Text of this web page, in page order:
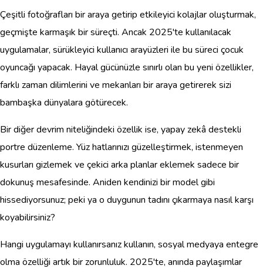
Çeşitli fotoğrafları bir araya getirip etkileyici kolajlar oluşturmak,
geçmişte karmaşık bir süreçti. Ancak 2025'te kullanılacak
uygulamalar, sürükleyici kullanıcı arayüzleri ile bu süreci çocuk
oyuncağı yapacak. Hayal gücünüzle sınırlı olan bu yeni özellikler,
farklı zaman dilimlerini ve mekanları bir araya getirerek sizi
bambaşka dünyalara götürecek.
Bir diğer devrim niteliğindeki özellik ise, yapay zekâ destekli
portre düzenleme. Yüz hatlarınızı güzelleştirmek, istenmeyen
kusurları gizlemek ve çekici arka planlar eklemek sadece bir
dokunuş mesafesinde. Aniden kendinizi bir model gibi
hissediyorsunuz; peki ya o duygunun tadını çıkarmaya nasıl karşı
koyabilirsiniz?
Hangi uygulamayı kullanırsanız kullanın, sosyal medyaya entegre
olma özelliği artık bir zorunluluk. 2025'te, anında paylaşımlar